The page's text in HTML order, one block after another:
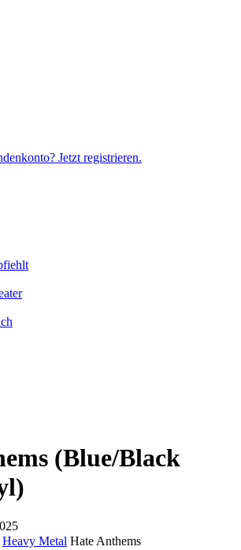
Jetzt registrieren.
(Blue/Black
Heavy Metal Hate Anthems